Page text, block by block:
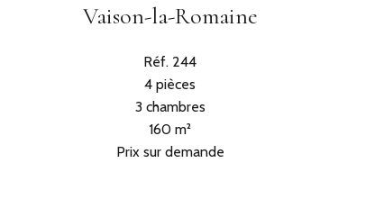
Vaison-la-Romaine
Réf. 244
4 pièces
3 chambres
160 m²
Prix sur demande